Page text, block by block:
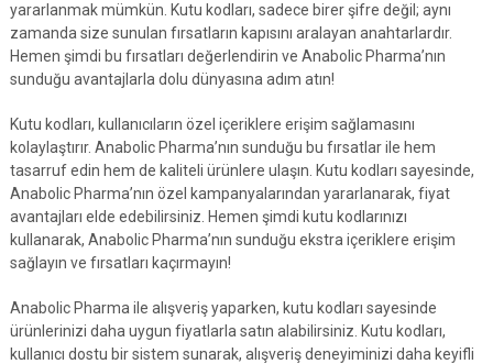
yararlanmak mümkün. Kutu kodları, sadece birer şifre değil; aynı
zamanda size sunulan fırsatların kapısını aralayan anahtarlardır.
Hemen şimdi bu fırsatları değerlendirin ve Anabolic Pharma’nın
sunduğu avantajlarla dolu dünyasına adım atın!
Kutu kodları, kullanıcıların özel içeriklere erişim sağlamasını
kolaylaştırır. Anabolic Pharma’nın sunduğu bu fırsatlar ile hem
tasarruf edin hem de kaliteli ürünlere ulaşın. Kutu kodları sayesinde,
Anabolic Pharma’nın özel kampanyalarından yararlanarak, fiyat
avantajları elde edebilirsiniz. Hemen şimdi kutu kodlarınızı
kullanarak, Anabolic Pharma’nın sunduğu ekstra içeriklere erişim
sağlayın ve fırsatları kaçırmayın!
Anabolic Pharma ile alışveriş yaparken, kutu kodları sayesinde
ürünlerinizi daha uygun fiyatlarla satın alabilirsiniz. Kutu kodları,
kullanıcı dostu bir sistem sunarak, alışveriş deneyiminizi daha keyifli